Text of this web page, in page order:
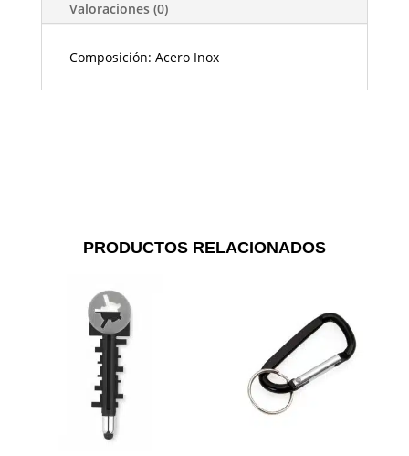
Valoraciones (0)
Composición: Acero Inox
PRODUCTOS RELACIONADOS